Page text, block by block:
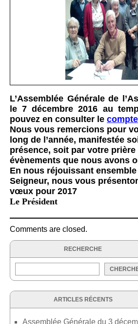
L’Assemblée Générale de
le 7 décembre 2016 au
pouvez en consulter le
Nous vous remercions pour
long de l’année, manifestée
présence, soit par votre
évènements que nous avons
En nous réjouissant
Seigneur, nous vous
vœux pour 2017
Le Président
Comments are closed.
RECHERCHE
ARTICLES RÉCENTS
Assemblée Générale du 3